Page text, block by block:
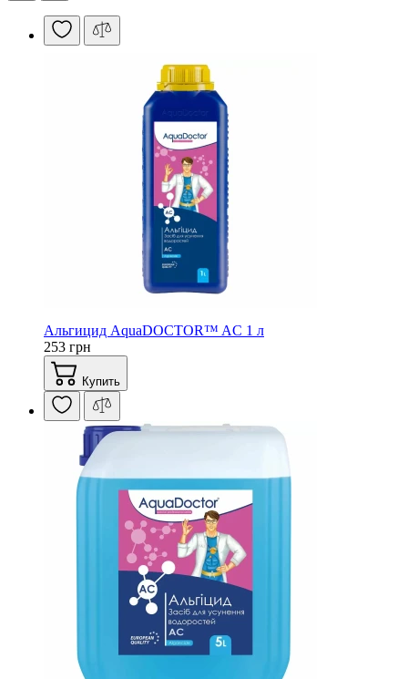
Альгицид AquaDOCTOR™ AC 1 л
253 грн
Купить